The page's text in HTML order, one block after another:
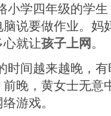
学四年级的学生
说要做作业。妈
就让孩子上网 。
间越来越晚，有
晚，黄女士无意
游戏。